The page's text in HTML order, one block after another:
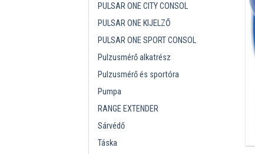
PULSAR ONE CITY CONSOL
PULSAR ONE KIJELZŐ
PULSAR ONE SPORT CONSOL
Pulzusmérő alkatrész
Pulzusmérő és sportóra
Pumpa
RANGE EXTENDER
Sárvédő
Táska